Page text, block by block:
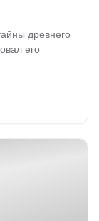
древнего
его